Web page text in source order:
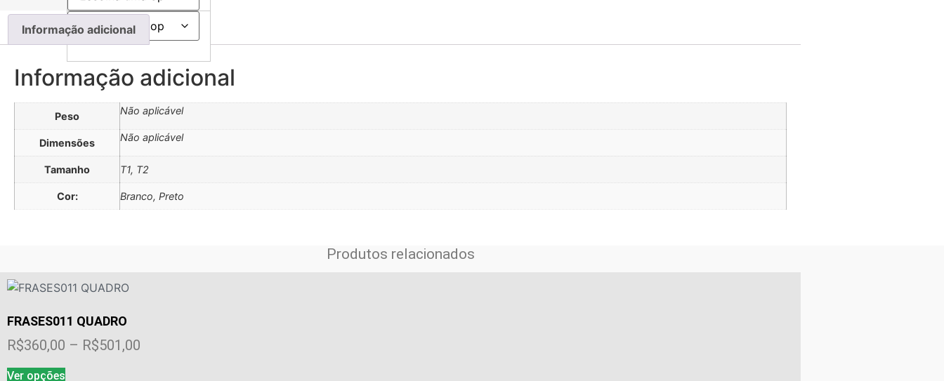
Informação adicional
Informação adicional
Peso Não aplicável
Dimensões Não aplicável
Tamanho T1, T2
Cor: Branco, Preto
Produtos relacionados
FRASES011 QUADRO
R$360,00 – R$501,00
Ver opçõesEste